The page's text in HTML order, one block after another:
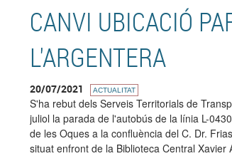
CANVI UBICACIÓ
L'ARGENTERA
20/07/2021 ACTUALITAT
S'ha rebut dels Serveis Territorials de
juliol la parada de l'autobús de la línia L-
de les Oques a la confluència del C. Dr.
situat enfront de la Biblioteca Central Xavier